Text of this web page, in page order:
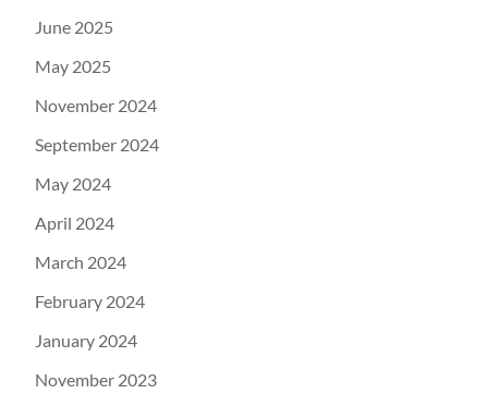
June 2025
May 2025
November 2024
September 2024
May 2024
April 2024
March 2024
February 2024
January 2024
November 2023